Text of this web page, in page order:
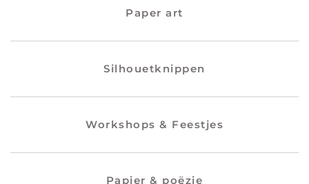
Paper art
Silhouetknippen
Workshops & Feestjes
Papier & poëzie